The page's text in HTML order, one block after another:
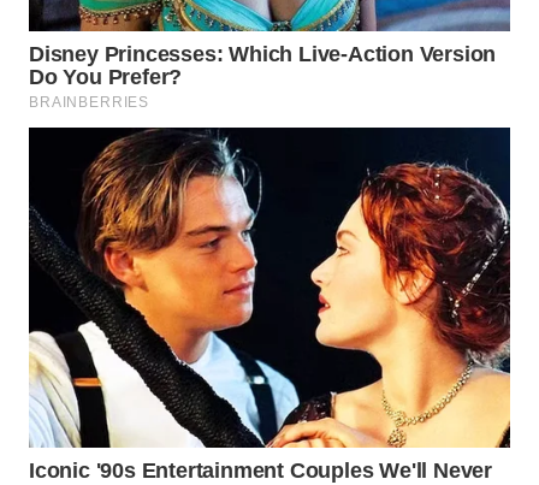
WN
PURWAKARTA
PRIANGAN
TIMUR
WN
SEMARANG
WN
SOLO
WN
BOROBUDUR